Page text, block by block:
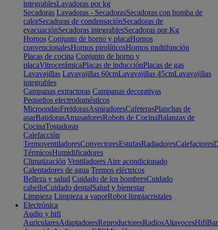
integrablesLavadoras por kg
Secadoras Lavadoras - SecadorasSecadoras con bomba de
calorSecadoras de condensaciónSecadoras de
evacuaciónSecadoras integrablesSecadoras por Kg
Hornos Conjunto de horno y placaHornos
convencionalesHornos pirolíticosHornos multifunción
Placas de cocina Conjunto de horno y
placaVitrocerámicaPlacas de inducciónPlacas de gas
Lavavajillas Lavavajillas 60cmLavavajillas 45cmLavavajillas
integrables
Campanas extractoras Campanas decorativas
Pequeños electrodomésticos
MicroondasFreidorasAspiradoresCafeterasPlanchas de
asarBatidorasAmasadoresRobots de CocinaBalanzas de
CocinaTostadoras
Calefacción
TermoventiladoresConvectoresEstufasRadiadoresCalefactores
TérmicosHumidificadores
Climatización Ventiladores Aire acondicionado
Calentadores de agua Termos eléctricos
Belleza y salud Cuidado de los hombresCuidado
cabelloCuidado dentalSalud y bienestar
Limpieza Limpieza a vaporRobot limpiacristales
Electrónica
Audio y hifi
AuricularesAdaptadoresReproductoresRadiosAltavocesHifi